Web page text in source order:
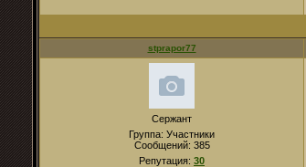
stprapor77
Сержант
Группа: Участники
Сообщений: 385
Репутация: 30